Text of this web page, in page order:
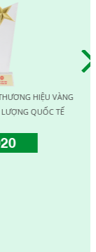
HIỆU VÀNG
QUỐC TẾ